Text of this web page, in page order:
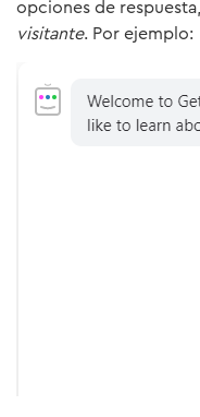
opciones de
visitante. Por ejemplo: